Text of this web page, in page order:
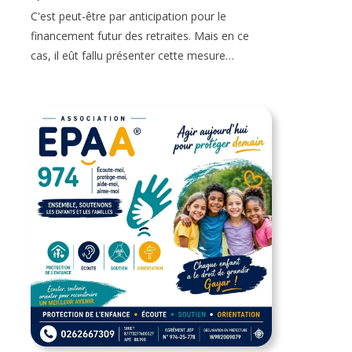
C'est peut-être par anticipation pour le
financement futur des retraites. Mais en ce
cas, il eût fallu présenter cette mesure…